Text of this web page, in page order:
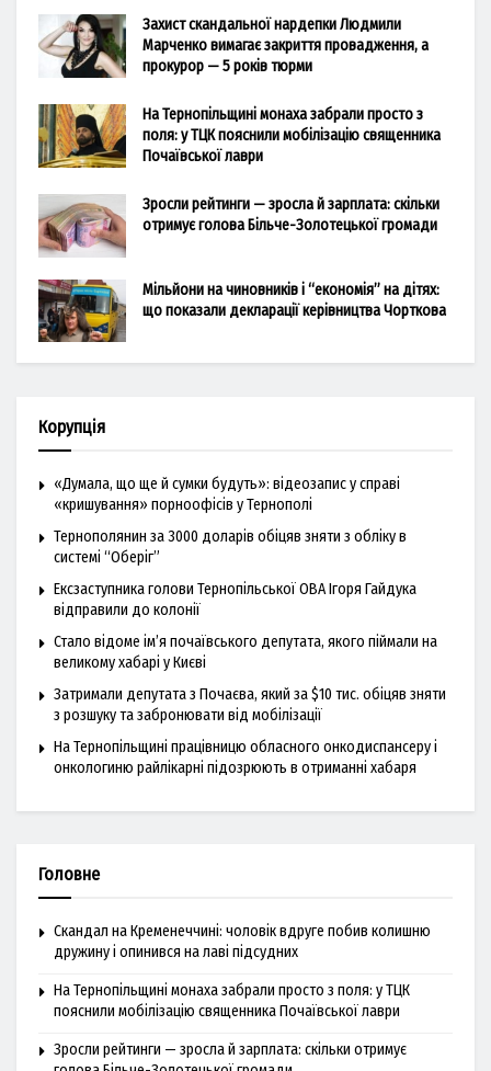
Захист скандальної нардепки Людмили
Марченко вимагає закриття провадження, а
прокурор — 5 років тюрми
На Тернопільщині монаха забрали просто з
поля: у ТЦК пояснили мобілізацію священника
Почаївської лаври
Зросли рейтинги — зросла й зарплата: скільки
отримує голова Більче-Золотецької громади
Мільйони на чиновників і “економія” на дітях:
що показали декларації керівництва Чорткова
Корупція
«Думала, що ще й сумки будуть»: відеозапис у справі
«кришування» порноофісів у Тернополі
Тернополянин за 3000 доларів обіцяв зняти з обліку в
системі “Оберіг”
Ексзаступника голови Тернопільської ОВА Ігоря Гайдука
відправили до колонії
Стало відоме ім’я почаївського депутата, якого піймали на
великому хабарі у Києві
Затримали депутата з Почаєва, який за $10 тис. обіцяв зняти
з розшуку та забронювати від мобілізації
На Тернопільщині працівницю обласного онкодиспансеру і
онкологиню райлікарні підозрюють в отриманні хабаря
Головне
Скандал на Кременеччині: чоловік вдруге побив колишню
дружину і опинився на лаві підсудних
На Тернопільщині монаха забрали просто з поля: у ТЦК
пояснили мобілізацію священника Почаївської лаври
Зросли рейтинги — зросла й зарплата: скільки отримує